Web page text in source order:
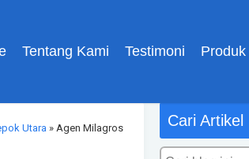
Tentang Kami Testimoni Produk
Utara » Agen Milagros
Cari Artikel